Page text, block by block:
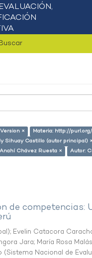
×
Materia: http://
Sihuay Castillo (autor principal) ×
Chávez Ruesta × Autor:
de competencias:
; Evelin Catacora
Jara; María Rosa
(Sistema Nacional de